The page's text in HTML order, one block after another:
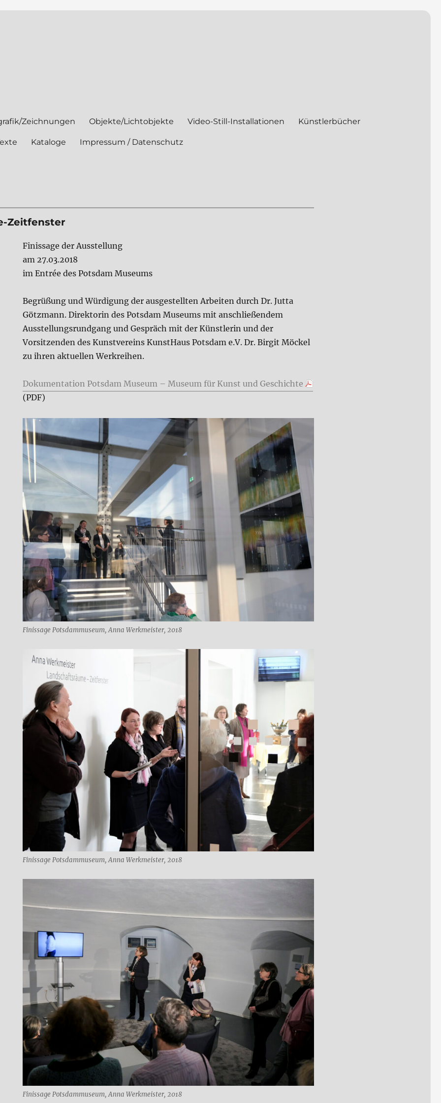
Zeichnungen Objekte/Lichtobjekte Video-Still-Installationen Künstlerbücher
Kataloge Impressum / Datenschutz
Zeitfenster
Finissage der Ausstellung
am 27.03.2018
im Entrée des Potsdam Museums
Begrüßung und Würdigung der ausgestellten Arbeiten durch Dr. Jutta
Götzmann. Direktorin des Potsdam Museums mit anschließendem
Ausstellungsrundgang und Gespräch mit der Künstlerin und der
Vorsitzenden des Kunstvereins KunstHaus Potsdam e.V. Dr. Birgit Möckel
zu ihren aktuellen Werkreihen.
Dokumentation Potsdam Museum – Museum für Kunst und Geschichte
(PDF)
Finissage Potsdammuseum, Anna Werkmeister, 2018
Finissage Potsdammuseum, Anna Werkmeister, 2018
Finissage Potsdammuseum, Anna Werkmeister, 2018